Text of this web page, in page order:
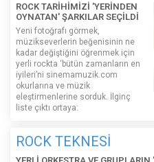
ROCK TARİHİMİZİ 'YERİNDEN
OYNATAN' ŞARKILAR SEÇİLDİ
Yeni fotoğrafı görmek,
müzikseverlerin beğenisinin ne
kadar değiştiğini öğrenmek için
yerli rockta ‘bütün zamanların en
iyileri’ni sinemamuzik.com
okurlarına ve müzik
eleştirmenlerine sorduk. İlginç
liste çıktı ortaya:
ROCK TEKNESİ